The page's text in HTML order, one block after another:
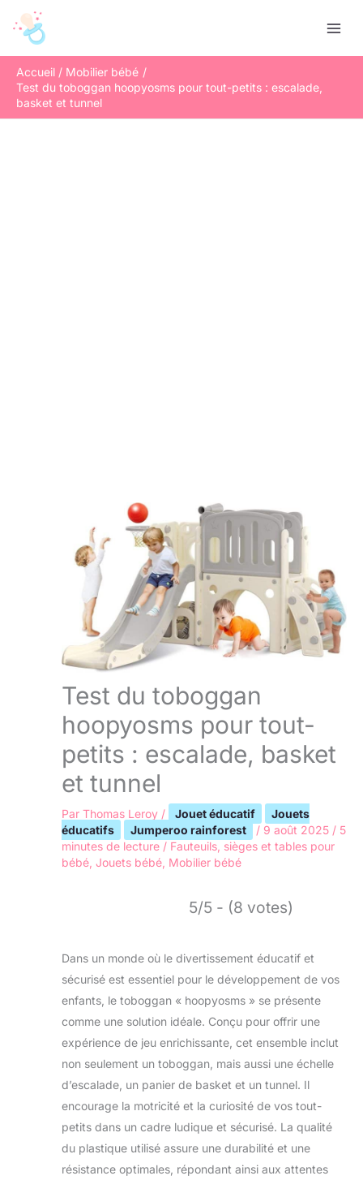
Accueil
Mobilier bébé
Test du toboggan hoopyosms pour tout-petits : escalade,
basket et tunnel
Test du toboggan
hoopyosms pour tout-
petits : escalade, basket
et tunnel
Par Thomas Leroy / Jouet éducatif
Jouets
éducatifs
Jumperoo rainforest / 9 août 2025 / 5
minutes de lecture / Fauteuils, sièges et tables pour
bébé Jouets bébé Mobilier bébé
5/5 - (8 votes)
Dans un monde où le divertissement éducatif et
sécurisé est essentiel pour le développement de vos
enfants, le toboggan « hoopyosms » se présente
comme une solution idéale. Conçu pour offrir une
expérience de jeu enrichissante, cet ensemble inclut
non seulement un toboggan, mais aussi une échelle
d’escalade, un panier de basket et un tunnel. Il
encourage la motricité et la curiosité de vos tout-
petits dans un cadre ludique et sécurisé. La qualité
du plastique utilisé assure une durabilité et une
résistance optimales, répondant ainsi aux attentes
e
c
h
e